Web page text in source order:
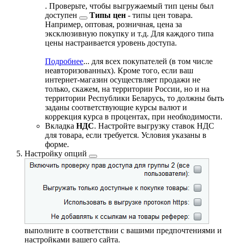
. Проверьте, чтобы выгружаемый тип цены был
доступен
Типы цен - типы цен товара.
Например, оптовая, розничная, цена за
эксклюзивную покупку и т.д. Для каждого типа
цены настраивается уровень доступа.
Подробнее... для всех покупателей (в том числе
неавторизованных). Кроме того, если ваш
интернет-магазин осуществляет продажи не
только, скажем, на территории России, но и на
территории Республики Беларусь, то должны быть
заданы соответствующие курсы валют и
коррекция курса в процентах, при необходимости.
Вкладка НДС. Настройте выгрузку ставок НДС
для товара, если требуется. Условия указаны в
форме.
Настройку опций
выполните в соответствии с вашими предпочтениями и
настройками вашего сайта.